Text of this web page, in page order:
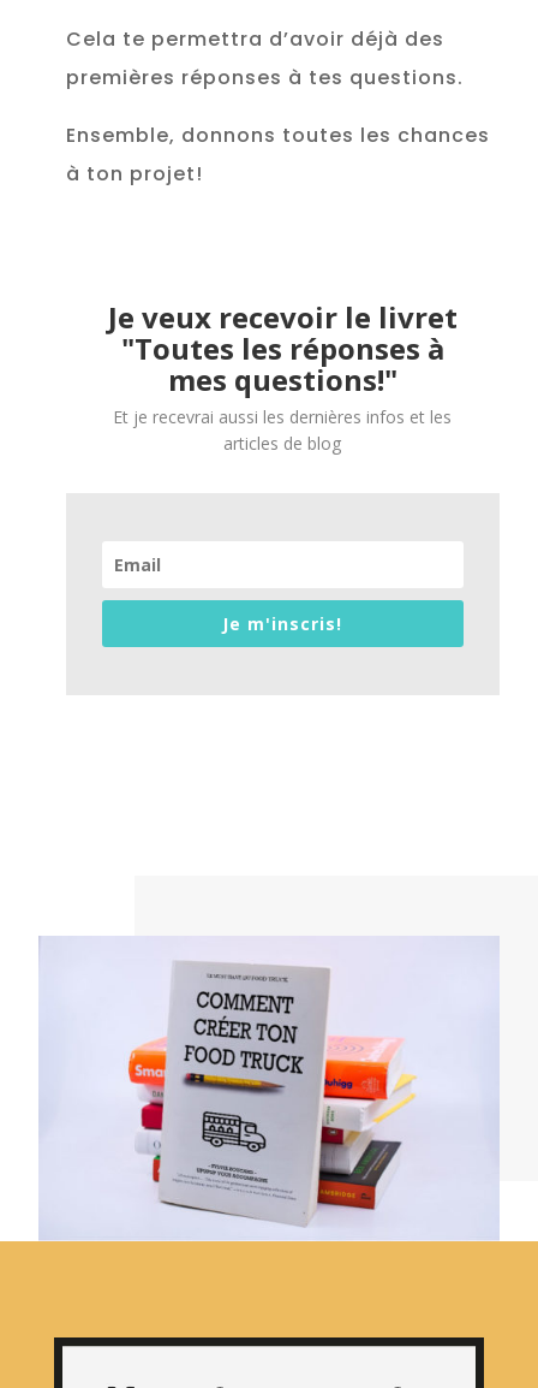
Cela te permettra d’avoir déjà des
premières réponses à tes questions.
Ensemble, donnons toutes les chances
à ton projet!
Je veux recevoir le livret
"Toutes les réponses à
mes questions!"
Et je recevrai aussi les dernières infos et les
articles de blog
Je m'inscris!